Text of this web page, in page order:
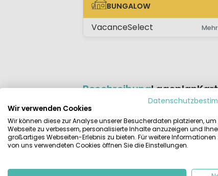
BUNGALOW
BUNGALOW
VacanceSelect
BeschreibungLageplan
Beschrijving
Das kleine und kompakte Village
Gegend namens "Golf von
km und das Zentrum von
Stadt San Felice liegt nur 1 km
Aussicht auf die Insel Isola dei
Wir verwenden Cookies
Wir können diese zur Analyse unserer Besucherdaten platzieren, um
Webseite zu verbessern, personalisierte Inhalte anzuzeigen und
großartiges Webseiten-Erlebnis zu bieten. Für weitere Informationen
von uns verwendeten Cookies öffnen Sie die Einstellungen.